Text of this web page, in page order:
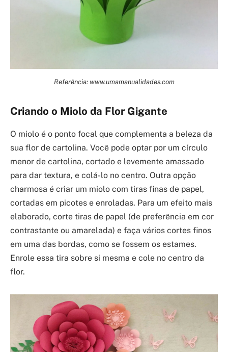
Referência: www.umamanualidades.com
Criando o Miolo da Flor Gigante
O miolo é o ponto focal que complementa a beleza da
sua flor de cartolina. Você pode optar por um círculo
menor de cartolina, cortado e levemente amassado
para dar textura, e colá-lo no centro. Outra opção
charmosa é criar um miolo com tiras finas de papel,
cortadas em picotes e enroladas. Para um efeito mais
elaborado, corte tiras de papel (de preferência em cor
contrastante ou amarelada) e faça vários cortes finos
em uma das bordas, como se fossem os estames.
Enrole essa tira sobre si mesma e cole no centro da
flor.